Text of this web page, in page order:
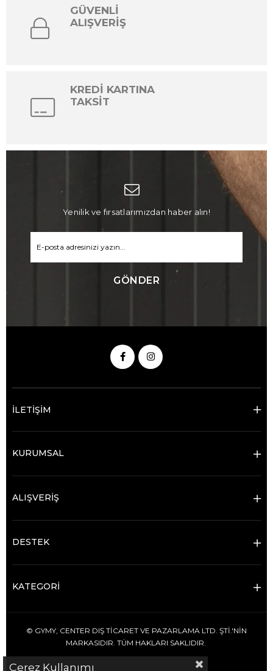
GÜVENLİ
ALIŞVERİŞ
KREDİ KARTINA
TAKSİT
Yenilik ve fırsatlarımızdan haber alın!
GÖNDER
İLETİŞİM
KURUMSAL
ALIŞVERİŞ
DESTEK
KATEGORİ
© GYMY, CENTER DIŞ TİCARET VE PAZARLAMA LTD. ŞTİ.'NİN
MARKASIDIR. TÜM HAKLARI SAKLIDIR.
Çerez Kullanımı